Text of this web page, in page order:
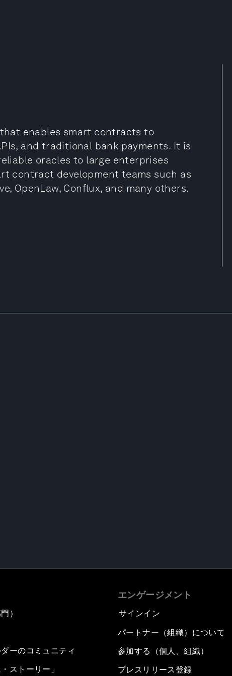
enables smart contracts to
and traditional bank payments. It is
oracles to large enterprises
contract development teams such as
OpenLaw, Conflux, and many others.
）
ーのコミュニティ
ストーリー」
エンゲージメント
サインイン
パートナー（組織）について
参加する（個人、組織）
プレスリリース登録